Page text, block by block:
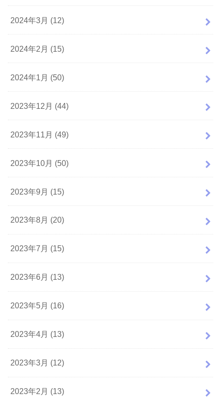
2024年3月 (12)
2024年2月 (15)
2024年1月 (50)
2023年12月 (44)
2023年11月 (49)
2023年10月 (50)
2023年9月 (15)
2023年8月 (20)
2023年7月 (15)
2023年6月 (13)
2023年5月 (16)
2023年4月 (13)
2023年3月 (12)
2023年2月 (13)